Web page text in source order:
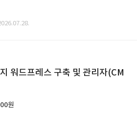
워드프레스 구축 및 관리자(CM
원